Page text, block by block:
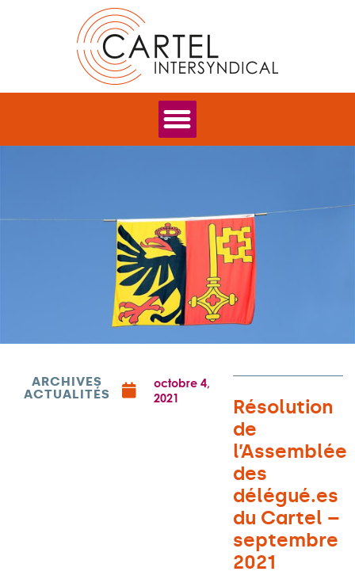
ARCHIVES
ACTUALITÉS
octobre 4,
2021
Résolution
de
l’Assemblée
des
délégué.es
du Cartel –
septembre
2021